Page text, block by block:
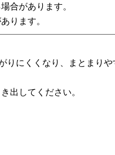
合があります。
ります。
りにくくなり、まとまり
出してください。